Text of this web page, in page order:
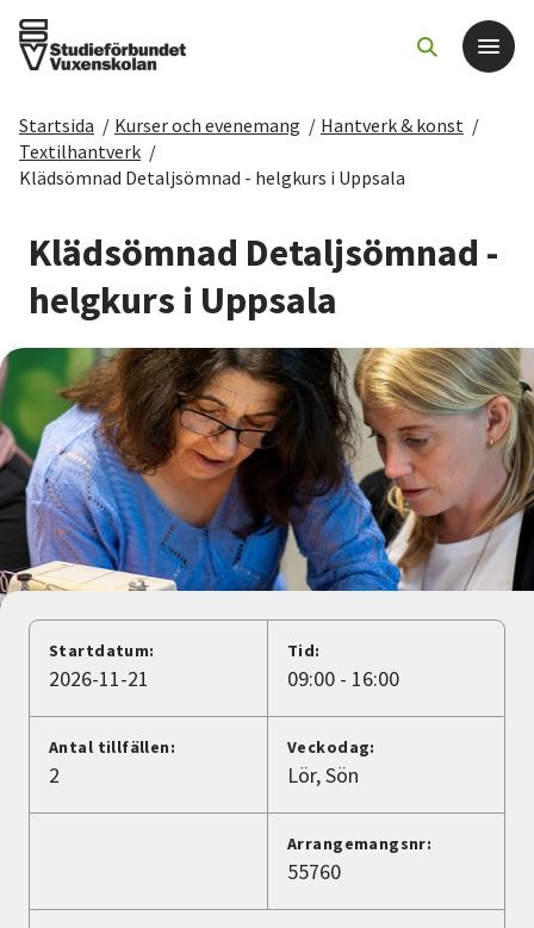
Det här gör vi
Sök kurser och evenemang
Starta studiecirkel
Cirkelledare
Nyheter
Lyssna
Startsida / Kurser och evenemang / Hantverk & konst /
Textilhantverk /
Klädsömnad Detaljsömnad - helgkurs i Uppsala
Klädsömnad Detaljsömnad -
helgkurs i Uppsala
Startdatum:
2026-11-21
Tid:
09:00 - 16:00
Antal tillfällen:
2
Veckodag:
Lör Sön
Arrangemangsnr:
55760